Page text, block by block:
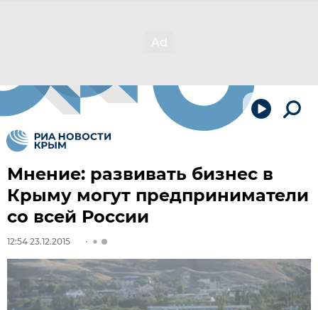
Мнение: развивать бизнес в
Крыму могут предприниматели
со всей России
12:54 23.12.2015